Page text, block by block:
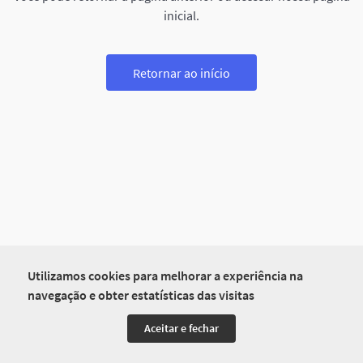
Utilizamos cookies para melhorar a experiência na
navegação e obter estatísticas das visitas
Aceitar e fechar
inicial.
Retornar ao início